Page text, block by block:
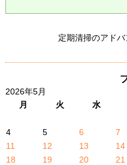
定期清掃のアド
2026年5月
月
火 水
4
5 6 7
11
12 13 14
18
19 20 21